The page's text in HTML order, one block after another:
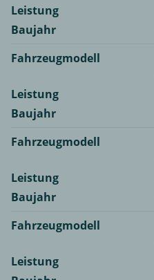
Leistung
Baujahr
Fahrzeugmodell
Leistung
Baujahr
Fahrzeugmodell
Leistung
Baujahr
Fahrzeugmodell
Leistung